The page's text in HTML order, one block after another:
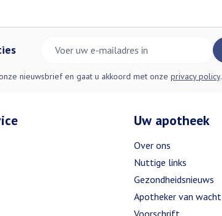
nieuwsbrief en gaat u akkoord met onze privacy policy.
Uw apotheek
Over ons
Nuttige links
Gezondheidsnieuws
Apotheker van wacht
Voorschrift